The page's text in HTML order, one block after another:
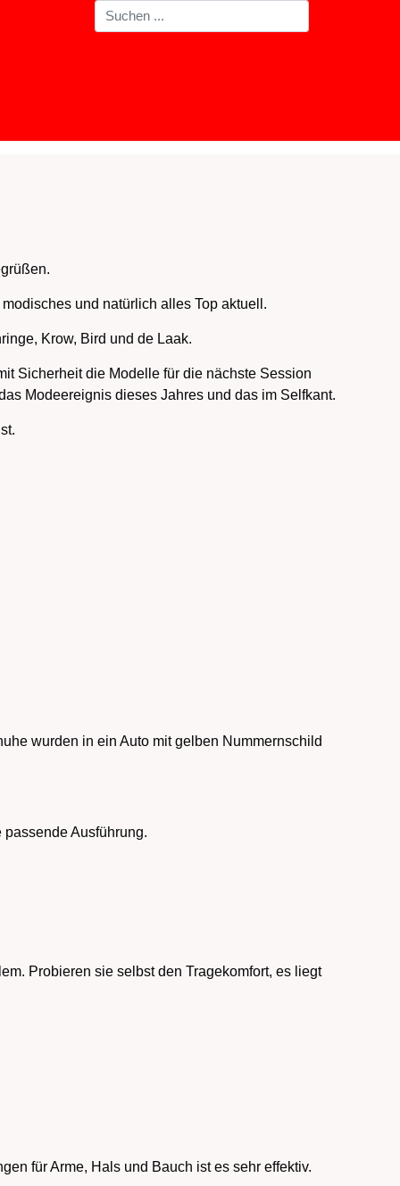
und natürlich alles Top aktuell.
Krow, Bird und de Laak.
Sicherheit die Modelle für die nächste Session
Modeereignis dieses Jahres und das im Selfkant.
wurden in ein Auto mit gelben Nummernschild
Ausführung.
Probieren sie selbst den Tragekomfort, es liegt
für Arme, Hals und Bauch ist es sehr effektiv.